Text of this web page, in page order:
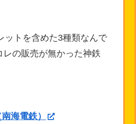
ットを含めた3種類なんで
の販売が無かった神鉄
海電鉄）